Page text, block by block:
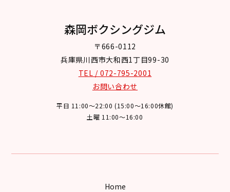
森岡ボクシングジム
〒666-0112
兵庫県川西市大和西1丁目99-30
TEL / 072-795-2001
お問い合わせ
平日 11:00～22:00 (15:00～16:00休館)
土曜 11:00～16:00
Home